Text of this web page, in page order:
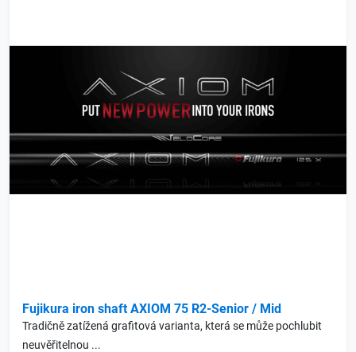
Fujikura iron shaft AXIOM 75 R2-Senior / Mid
Tradičně zatížená grafitová varianta, která se může pochlubit
neuvěřitelnou ...